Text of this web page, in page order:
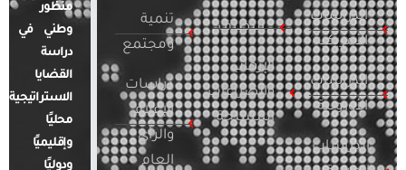
الدراسات
الأمريكية
الدراسات
الأوروبية
الدراسات
التطرف
الإرهاب
والصراعات
المسلحة
تنمية
ومجتمع
دراسات
الإعلام
والرأي
العام
منظور
وطني في
دراسة
القضايا
الاستراتيجية
محليًا
وإقليميًا
ودوليًا